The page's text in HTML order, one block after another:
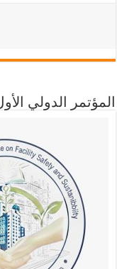
المؤتمر الدولي